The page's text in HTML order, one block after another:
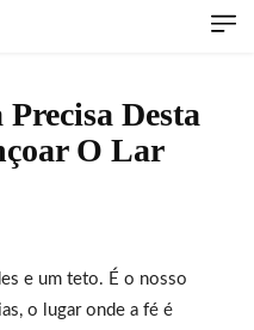
Desta
O Lar
e um teto. É o nosso
o lugar onde a fé é